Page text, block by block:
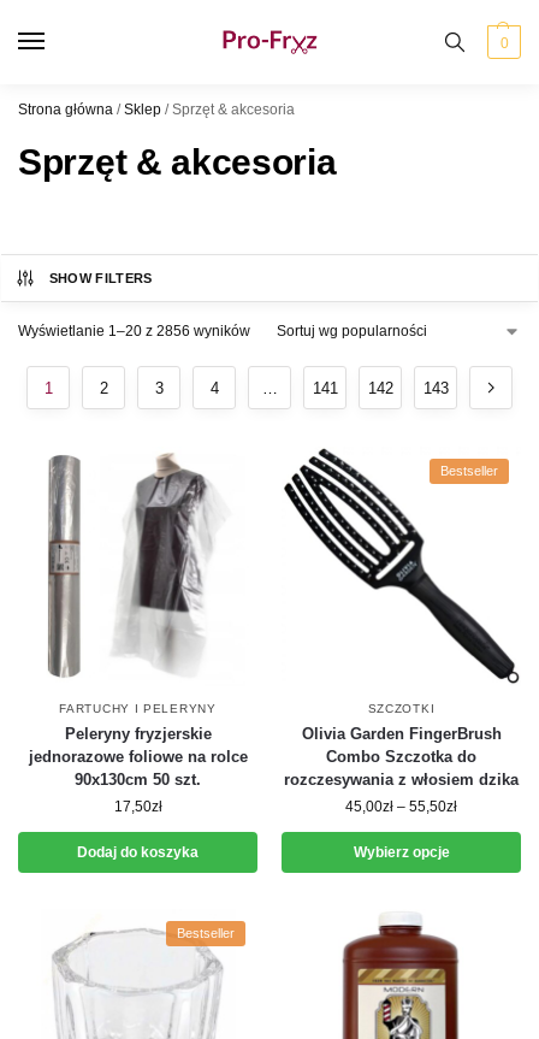
0
Strona główna /Sklep /Sprzęt & akcesoria
Sprzęt & akcesoria
SHOW FILTERS
Wyświetlanie 1–20 z 2856 wyników
1 2 3 4 … 141 142 143
FARTUCHY I PELERYNY
Peleryny fryzjerskie
jednorazowe foliowe na rolce
90x130cm 50 szt.
17,50zł
Dodaj do koszyka
Bestseller
SZCZOTKI
Olivia Garden FingerBrush
Combo Szczotka do
rozczesywania z włosiem dzika
45,00zł – 55,50zł
Wybierz opcje
Bestseller